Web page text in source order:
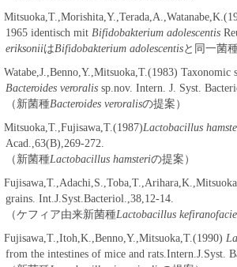
1965 identisch mit Bifidobakterium adolescentis
eriksoniiはBifidobakterium adolescentisと同一菌
Taxonomic
Bacteroides veroralis sp.nov. Intern. J. Syst.
（新菌種Bacteroides veroralisの提案）
Lactobacillus
Acad.,63(B),269-272.
（新菌種Lactobacillus hamsteriの提案）
grains. Int.J.Syst.Bacteriol.,38,12-14.
（ケフィア由来新菌種Lactobacillus
from the intestines of mice and rats.Intern.J.Syst.